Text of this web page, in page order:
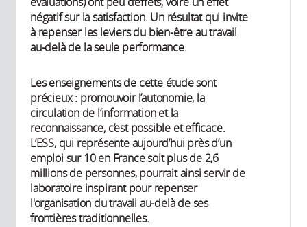
négatif sur la satisfaction. Un résultat qui invite
à repenser les leviers du bien-être au travail
au-delà de la seule performance.
Les enseignements de cette étude sont
précieux : promouvoir l’autonomie, la
circulation de l’information et la
reconnaissance, c’est possible et efficace.
L’ESS, qui représente aujourd’hui près d’un
emploi sur 10 en France soit plus de 2,6
millions de personnes, pourrait ainsi servir de
laboratoire inspirant pour repenser
l'organisation du travail au-delà de ses
frontières traditionnelles.